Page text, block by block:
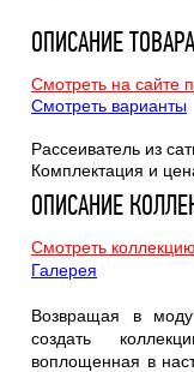
ОПИСАНИЕ
Смотреть на сайте
Смотреть варианты
Рассеиватель из
Комплектация и
ОПИСАНИЕ
Смотреть
Галерея
Возвращая в
создать
воплощенная в